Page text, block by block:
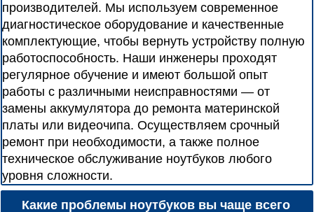
производителей. Мы используем современное
диагностическое оборудование и качественные
комплектующие, чтобы вернуть устройству полную
работоспособность. Наши инженеры проходят
регулярное обучение и имеют большой опыт
работы с различными неисправностями — от
замены аккумулятора до ремонта материнской
платы или видеочипа. Осуществляем срочный
ремонт при необходимости, а также полное
техническое обслуживание ноутбуков любого
уровня сложности.
Какие проблемы ноутбуков вы чаще всего